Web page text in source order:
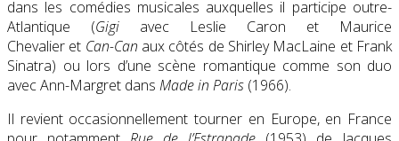
dans les comédies musicales auxquelles il participe outre-
Atlantique (Gigi avec Leslie Caron et Maurice
Chevalier et Can-Can aux côtés de Shirley MacLaine et Frank
Sinatra) ou lors d’une scène romantique comme son duo
avec Ann-Margret dans Made in Paris (1966).
Il revient occasionnellement tourner en Europe, en France